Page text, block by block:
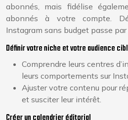
abonnés, mais fidélise
abonnés à votre compte.
Instagram sans budget passe
Définir votre niche et votre audience
Comprendre leurs centres
leurs comportements sur
Ajuster votre contenu pour
et susciter leur intérêt.